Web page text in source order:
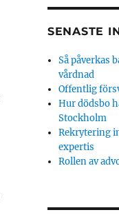
SENASTE
Så påverkas
vårdnad
Offentlig
Hur dödsbo
Stockholm
Rekrytering
expertis
Rollen av